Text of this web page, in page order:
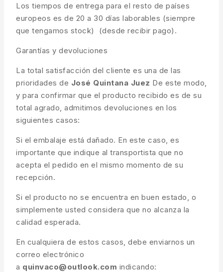
Los tiempos de entrega para el resto de países
europeos es de 20 a 30 días laborables (siempre
que tengamos stock) (desde recibir pago).
Garantías y devoluciones
La total satisfacción del cliente es una de las
prioridades de José Quintana Juez De este modo,
y para confirmar que el producto recibido es de su
total agrado, admitimos devoluciones en los
siguientes casos:
Si el embalaje está dañado. En este caso, es
importante que indique al transportista que no
acepta el pedido en el mismo momento de su
recepción.
Si el producto no se encuentra en buen estado, o
simplemente usted considera que no alcanza la
calidad esperada.
En cualquiera de estos casos, debe enviarnos un
correo electrónico
a quinvaco@outlook.com indicando: